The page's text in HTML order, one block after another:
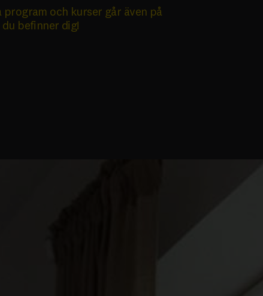
och kurser går även på
befinner dig!